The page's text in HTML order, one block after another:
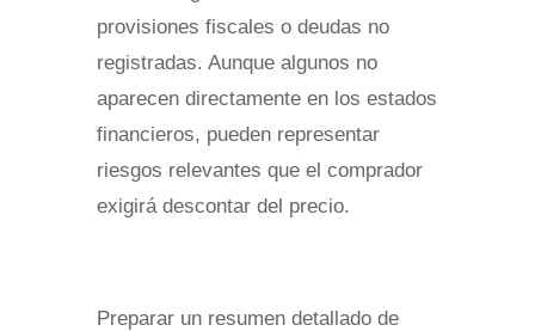
provisiones fiscales o deudas no
registradas. Aunque algunos no
aparecen directamente en los estados
financieros, pueden representar
riesgos relevantes que el comprador
exigirá descontar del precio.
Preparar un resumen detallado de